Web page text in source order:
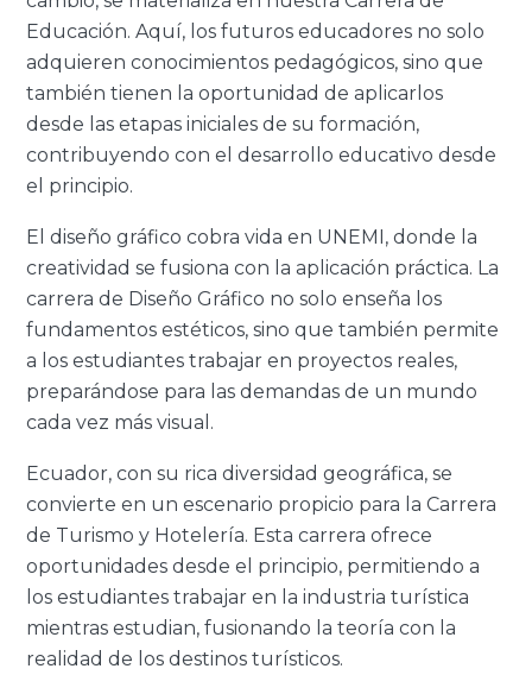
Educación. Aquí, los futuros educadores no solo
adquieren conocimientos pedagógicos, sino que
también tienen la oportunidad de aplicarlos
desde las etapas iniciales de su formación,
contribuyendo con el desarrollo educativo desde
el principio.
El diseño gráfico cobra vida en UNEMI, donde la
creatividad se fusiona con la aplicación práctica. La
carrera de Diseño Gráfico no solo enseña los
fundamentos estéticos, sino que también permite
a los estudiantes trabajar en proyectos reales,
preparándose para las demandas de un mundo
cada vez más visual.
Ecuador, con su rica diversidad geográfica, se
convierte en un escenario propicio para la Carrera
de Turismo y Hotelería. Esta carrera ofrece
oportunidades desde el principio, permitiendo a
los estudiantes trabajar en la industria turística
mientras estudian, fusionando la teoría con la
realidad de los destinos turísticos.